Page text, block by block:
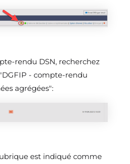
rendu DSN, recherchez
- compte-rendu
agrégées":
est indiqué comme